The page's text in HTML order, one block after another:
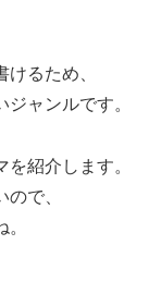
るため、
ャンルです。
紹介します。
で、